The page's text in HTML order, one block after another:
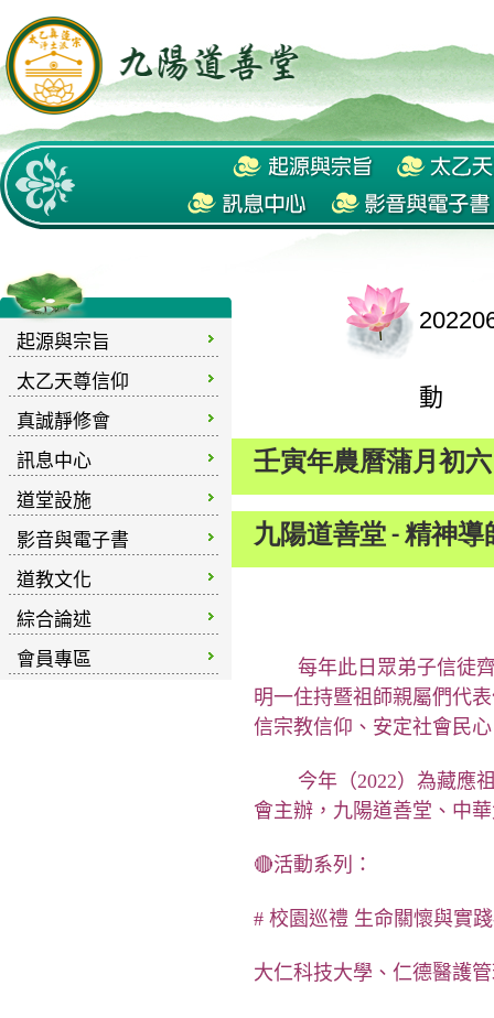
起源與宗旨
太乙天尊信仰
真誠靜修會
訊息中心
道堂設施
影音與電子書
道教文化
綜合論述
會員專區
動
壬寅年農曆蒲月初六
九陽道善堂 - 精神
每年此日眾弟子
明一住持暨祖師親屬們代
信宗教信仰、安定社會民
會主辦，九陽道善堂、中
🔴活動系列：
# 校園巡禮 生命關懷與實
大仁科技大學、 仁德醫護